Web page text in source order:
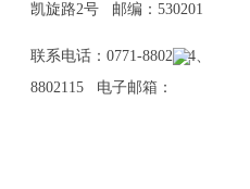
凯旋路2号 邮编：530201
联系电话：0771-8802114、
8802115 电子邮箱：